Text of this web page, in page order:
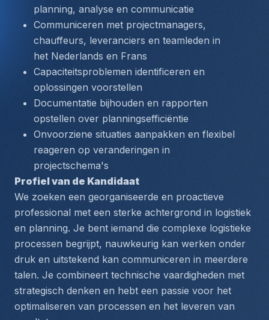
planning, analyse en communicatie
Communiceren met projectmanagers,
chauffeurs, leveranciers en teamleden in
het Nederlands en Frans
Capaciteitsproblemen identificeren en
oplossingen voorstellen
Documentatie bijhouden en rapporten
opstellen over planningsefficiëntie
Onvoorziene situaties aanpakken en flexibel
reageren op veranderingen in
projectschema's
Profiel van de Kandidaat
We zoeken een georganiseerde en proactieve
professional met een sterke achtergrond in logistiek
en planning. Je bent iemand die complexe logistieke
processen begrijpt, nauwkeurig kan werken onder
druk en uitstekend kan communiceren in meerdere
talen. Je combineert technische vaardigheden met
strategisch denken en hebt een passie voor het
optimaliseren van processen en het leveren van